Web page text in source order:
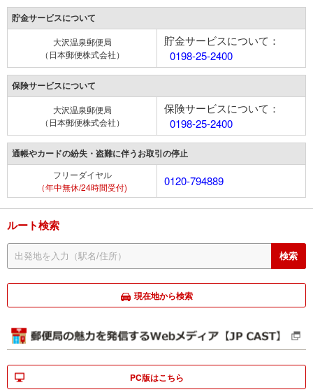
貯金サービスについて
大沢温泉郵便局
（日本郵便株式会社）
貯金サービスについて：
0198-25-2400
保険サービスについて
大沢温泉郵便局
（日本郵便株式会社）
保険サービスについて：
0198-25-2400
通帳やカードの紛失・盗難に伴うお取引の停止
フリーダイヤル
（年中無休/24時間受付)
0120-794889
ルート検索
現在地から検索
PC版はこちら